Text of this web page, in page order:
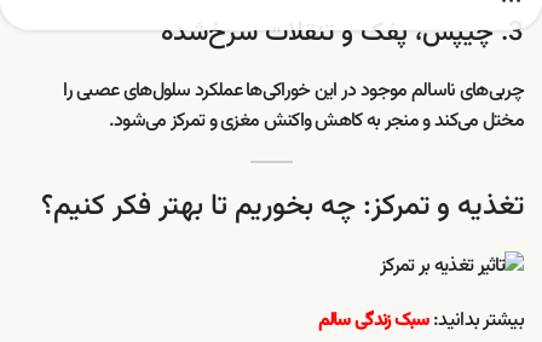
3. چیپس، پفک و تنقلات سرخ‌شده
چربی‌های ناسالم موجود در این خوراکی‌ها عملکرد سلول‌های عصبی را
مختل می‌کند و منجر به کاهش واکنش مغزی و تمرکز می‌شود.
تغذیه و تمرکز: چه بخوریم تا بهتر فکر کنیم؟
بیشتر بدانید:سبک زندگی سالم